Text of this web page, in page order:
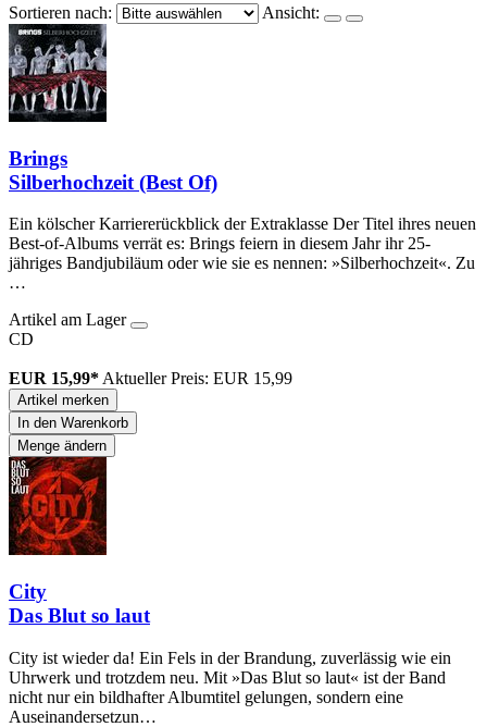
Sortieren nach:
Ansicht:
Brings
Silberhochzeit (Best Of)
Ein kölscher Karriererückblick der Extraklasse Der Titel ihres neuen
Best-of-Albums verrät es: Brings feiern in diesem Jahr ihr 25-
jähriges Bandjubiläum oder wie sie es nennen: »Silberhochzeit«. Zu
…
Artikel am Lager
CD
EUR 15,99*Aktueller Preis: EUR 15,99
Artikel merken
In den Warenkorb
Menge ändern
City
Das Blut so laut
City ist wieder da! Ein Fels in der Brandung, zuverlässig wie ein
Uhrwerk und trotzdem neu. Mit »Das Blut so laut« ist der Band
nicht nur ein bildhafter Albumtitel gelungen, sondern eine
Auseinandersetzun…